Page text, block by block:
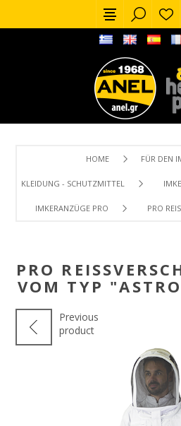
HOME FÜR DEN
KLEIDUNG - SCHUTZMITTEL
IMKERANZÜGE PRO PRO
PRO
OM TYP
Previous
product